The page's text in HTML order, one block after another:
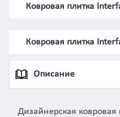
Ковровая плитка
Ковровая плитка
Описание
Дизайнерская ковровая